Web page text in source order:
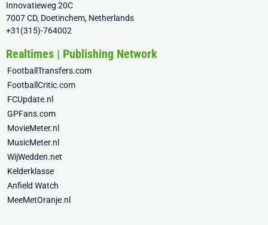
Innovatieweg 20C
7007 CD, Doetinchem, Netherlands
+31(315)-764002
Realtimes | Publishing Network
FootballTransfers.com
FootballCritic.com
FCUpdate.nl
GPFans.com
MovieMeter.nl
MusicMeter.nl
WijWedden.net
Kelderklasse
Anfield Watch
MeeMetOranje.nl